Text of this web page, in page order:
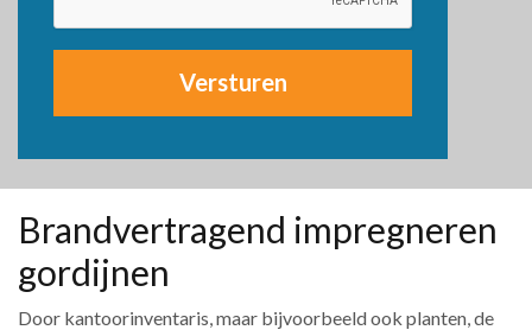
Versturen
Brandvertragend impregneren
gordijnen
Door kantoorinventaris, maar bijvoorbeeld ook planten, de